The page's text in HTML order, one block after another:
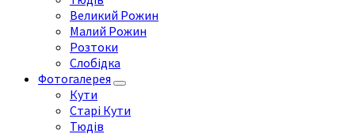
Великий Рожин
Малий Рожин
Розтоки
Слобідка
Фотогалерея
Кути
Старі Кути
Тюдів